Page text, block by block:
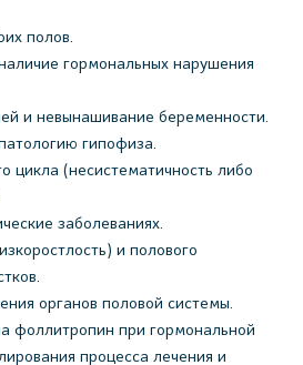
полов.
гормональных нарушения
и невынашивание беременности.
гипофиза.
цикла (несистематичность либо
заболеваниях.
и полового
органов половой системы.
фоллитропин при гормональной
процесса лечения и